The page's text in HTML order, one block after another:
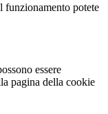
funzionamento potete
essere
pagina della cookie